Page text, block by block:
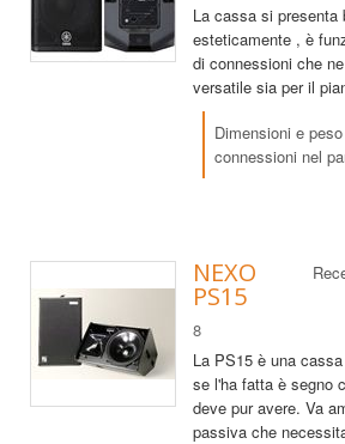
La cassa si presenta
esteticamente , è
di connessioni che
versatile sia per il
Dimensioni e
connessioni nel
NEXO
PS15
8
La PS15 è una
se l'ha fatta è segno
deve pur avere. Va
passiva che